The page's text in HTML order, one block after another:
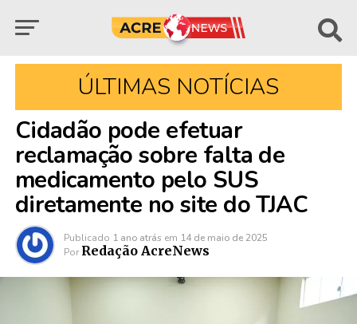
ÚLTIMAS NOTÍCIAS
Cidadão pode efetuar
reclamação sobre falta de
medicamento pelo SUS
diretamente no site do TJAC
Publicado 1 ano atrás em 14 de maio de 2025
Por Redação AcreNews